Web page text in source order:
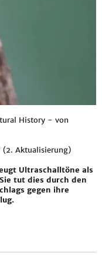
History - von
(2. Aktualisierung)
Ultraschalltöne als
tut dies durch den
gegen ihre